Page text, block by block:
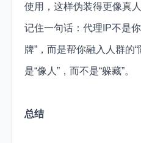
使用，这样伪装得更像真
记住一句话：代理IP不是
牌”，而是帮你融入人群的
是“像人”，而不是“躲藏”。
总结